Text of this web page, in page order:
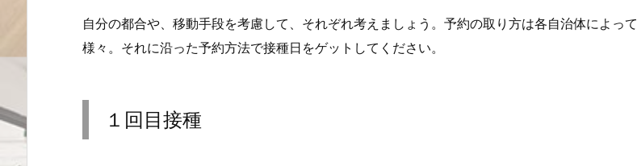
自分の都合や、移動手段を考慮して、それぞれ考えましょう。予約の取り方は各自治体によって
様々。それに沿った予約方法で接種日をゲットしてください。
１回目接種